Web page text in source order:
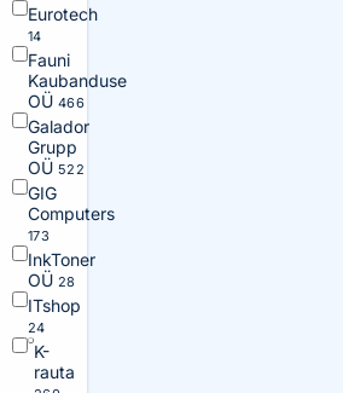
Eurotech
14
Fauni
Kaubanduse
OÜ 466
Galador
Grupp
OÜ 522
GIG
Computers
173
InkToner
OÜ 28
ITshop
24
K-
rauta